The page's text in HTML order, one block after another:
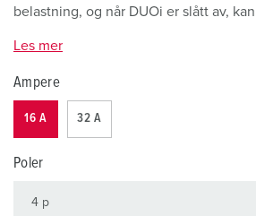
belastning, og når DUOi er slått av,
Les mer
Ampere
16 A 32 A
Poler